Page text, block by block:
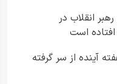
انقلاب در
است​
آینده از سر گرفته